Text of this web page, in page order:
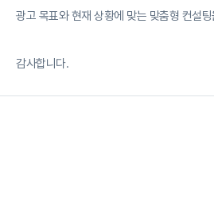
광고 목표와 현재 상황에 맞는 맞춤형 컨설
감사합니다.